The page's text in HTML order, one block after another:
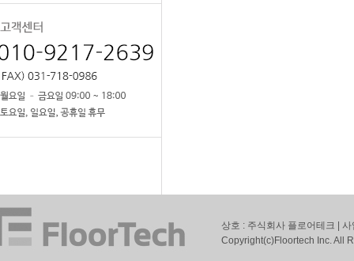
상호 : 주식회사 플로어테크 |
Copyright(c)Floortech Inc. All